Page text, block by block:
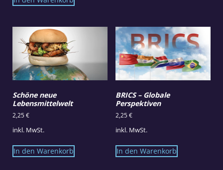
Schöne neue
Lebensmittelwelt
2,25€
inkl. MwSt.
In den Warenkorb
BRICS – Globale
Perspektiven
2,25€
inkl. MwSt.
In den Warenkorb